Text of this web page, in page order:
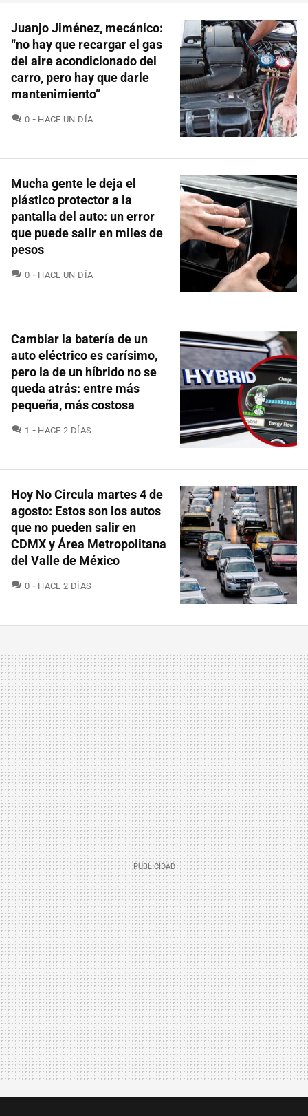
Juanjo Jiménez, mecánico:
“no hay que recargar el gas
del aire acondicionado del
carro, pero hay que darle
mantenimiento”
0 COMENTARIOS
HACE UN DÍA
Mucha gente le deja el
plástico protector a la
pantalla del auto: un error
que puede salir en miles de
pesos
0 COMENTARIOS
HACE UN DÍA
Cambiar la batería de un
auto eléctrico es carísimo,
pero la de un híbrido no se
queda atrás: entre más
pequeña, más costosa
1 COMENTARIOS
HACE 2 DÍAS
Hoy No Circula martes 4 de
agosto: Estos son los autos
que no pueden salir en
CDMX y Área Metropolitana
del Valle de México
0 COMENTARIOS
HACE 2 DÍAS